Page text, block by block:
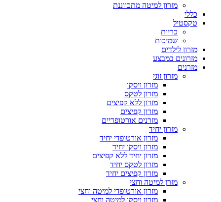
מזרון למיטה מתכווננת
כללי
טקסטיל
כריות
שמיכות
מזרון לילדים
מזרונים במבצע
מזרנים
מזרון זוגי
מזרון ויסקו
מזרון לטקס
מזרון ללא קפיצים
מזרון קפיצים
מזרנים אורטופדיים
מזרון יחיד
מזרון אורטופדי יחיד
מזרון ויסקו יחיד
מזרון יחיד ללא קפיצים
מזרון לטקס יחיד
מזרון קפיצים יחיד
מזרן למיטה וחצי
מזרון אורטופדי למיטה וחצי
מזרון ויסקו למיטה וחצי